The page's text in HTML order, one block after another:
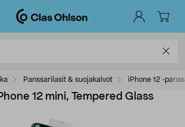
Panssarilasit & suojakalvot iPhone 12 -
12 mini, Tempered Glass